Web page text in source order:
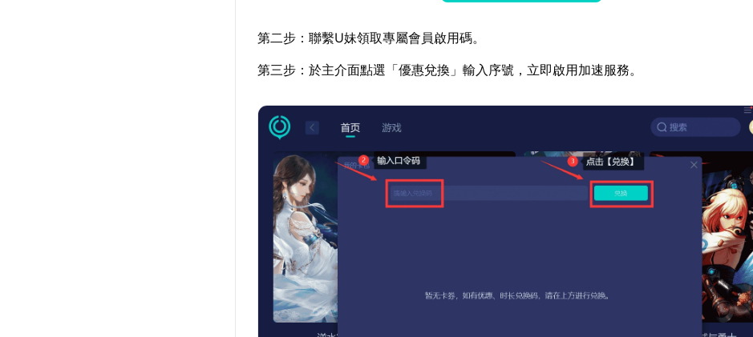
第二步：聯繫U妹領取專屬會員啟用碼。
第三步：於主介面點選「優惠兌換」輸入序號，立即啟用加速服務。